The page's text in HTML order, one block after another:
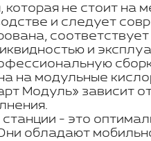
не стоит на
и следует
и
на модульные
Модуль» зависит
- это
обладают